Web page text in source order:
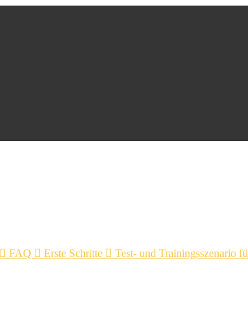
 FAQ  Erste Schritte  Test- und Trainingsszenario